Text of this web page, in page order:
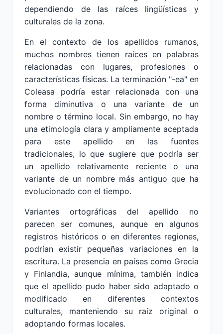
dependiendo de las raíces lingüísticas y
culturales de la zona.
En el contexto de los apellidos rumanos,
muchos nombres tienen raíces en palabras
relacionadas con lugares, profesiones o
características físicas. La terminación "-ea" en
Coleasa podría estar relacionada con una
forma diminutiva o una variante de un
nombre o término local. Sin embargo, no hay
una etimología clara y ampliamente aceptada
para este apellido en las fuentes
tradicionales, lo que sugiere que podría ser
un apellido relativamente reciente o una
variante de un nombre más antiguo que ha
evolucionado con el tiempo.
Variantes ortográficas del apellido no
parecen ser comunes, aunque en algunos
registros históricos o en diferentes regiones,
podrían existir pequeñas variaciones en la
escritura. La presencia en países como Grecia
y Finlandia, aunque mínima, también indica
que el apellido pudo haber sido adaptado o
modificado en diferentes contextos
culturales, manteniendo su raíz original o
adoptando formas locales.